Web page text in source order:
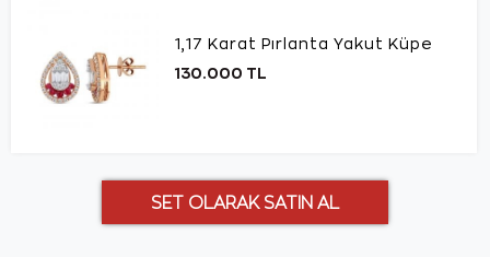
1,17 Karat Pırlanta Yakut Küpe
130.000 TL